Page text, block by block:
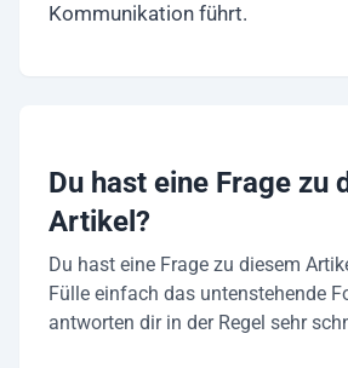
Kommunikation führt.
Du hast eine Frage zu
Artikel?
Du hast eine Frage zu diesem
Fülle einfach das untenstehende
antworten dir in der Regel sehr